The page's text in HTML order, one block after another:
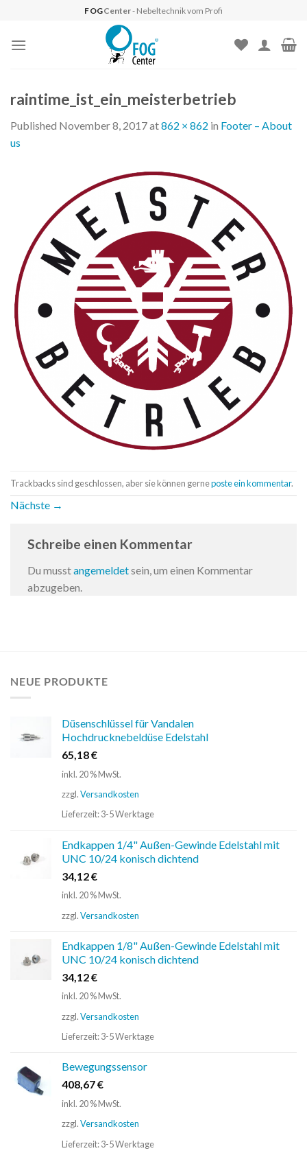
content
FOGCenter- Nebeltechnik vom Profi
raintime_ist_ein_meisterbetrieb
Published November 8, 2017at862 × 862 in Footer – About
us
Trackbacks sind geschlossen, aber sie können gerneposte ein kommentar.
Nächste →
Schreibe einen Kommentar
Du musstangemeldetsein, um einen Kommentar
abzugeben.
NEUE PRODUKTE
Düsenschlüssel für Vandalen
Hochdrucknebeldüse Edelstahl
65,18€
inkl. 20 % MwSt.
zzgl.Versandkosten
Lieferzeit:3-5 Werktage
Endkappen 1/4" Außen-Gewinde Edelstahl mit
UNC 10/24 konisch dichtend
34,12€
inkl. 20 % MwSt.
zzgl.Versandkosten
Endkappen 1/8" Außen-Gewinde Edelstahl mit
UNC 10/24 konisch dichtend
34,12€
inkl. 20 % MwSt.
zzgl.Versandkosten
Lieferzeit:3-5 Werktage
Bewegungssensor
408,67€
inkl. 20 % MwSt.
zzgl.Versandkosten
Lieferzeit:3-5 Werktage